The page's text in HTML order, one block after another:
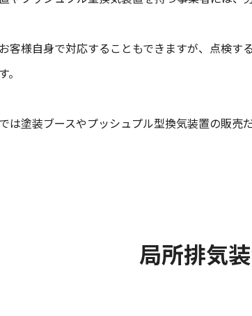
客様自身で対応することもできますが、点検
は塗装ブースやプッシュプル型換気装置の販売
局所排気